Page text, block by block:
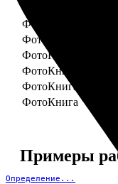
Определение...
ФотоКнига
ФотоКнига
ФотоКнига
ФотоКнига
ФотоКнига
ФотоКнига
ФотоКнига
Примеры